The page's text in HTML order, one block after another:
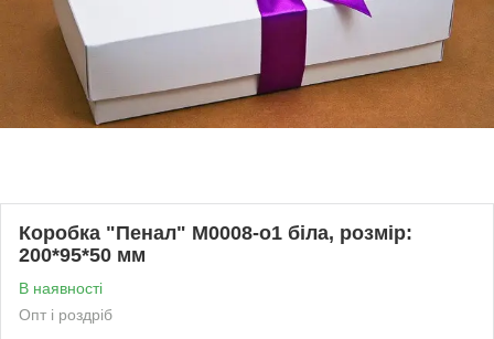
Коробка "Пенал" М0008-о1 біла, розмір:
200*95*50 мм
В наявності
Опт і роздріб